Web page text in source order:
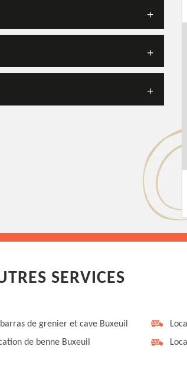
SERVICES
de grenier et cave Buxeuil
de benne Buxeuil